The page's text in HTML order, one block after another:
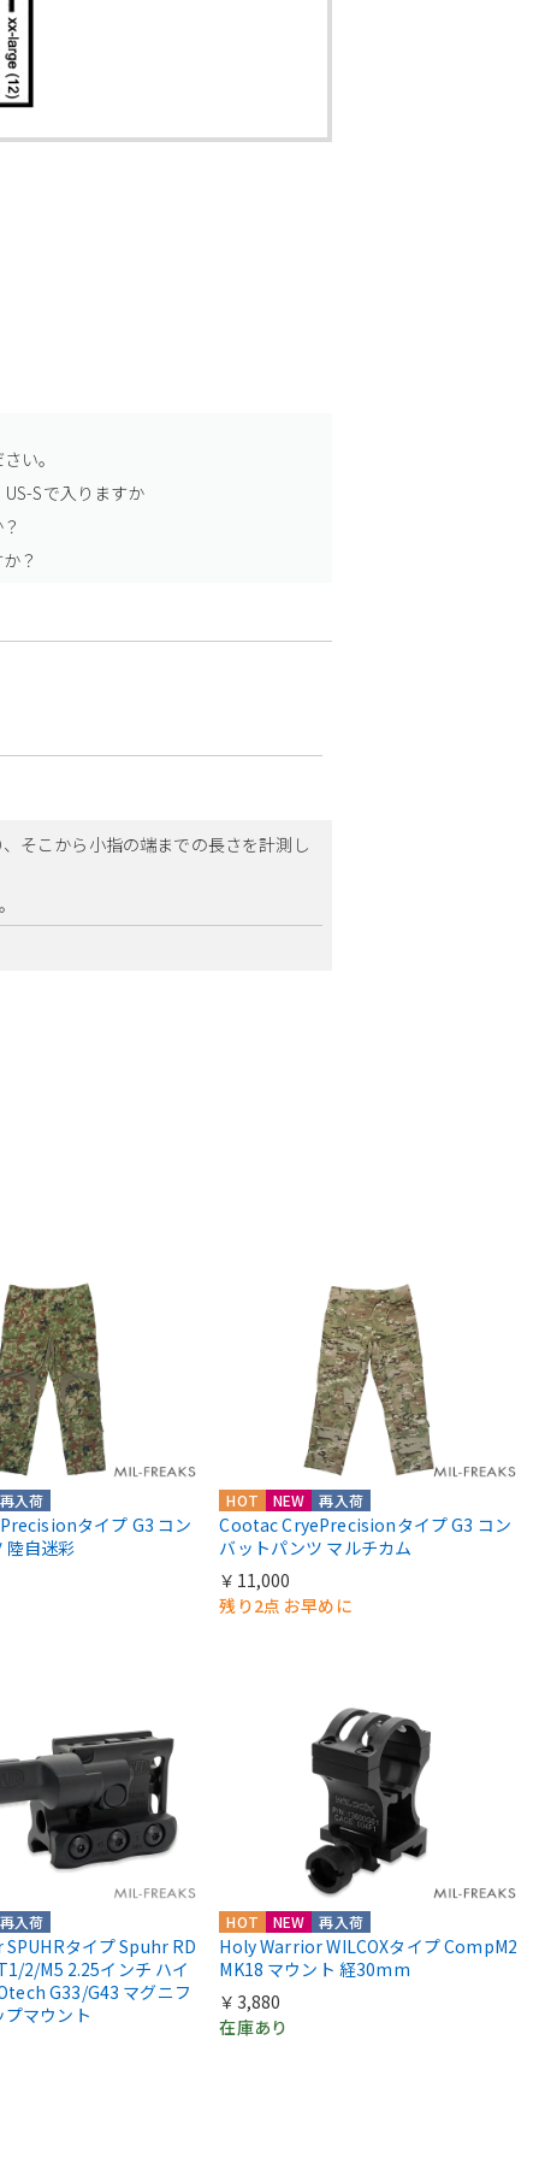
い。
Sで入りますか
？
そこから小指の端までの長さを計測し
再入荷
タイプ G3 コン
陸自迷彩
HOT NEW 再入荷
Cootac CryePrecisionタイプ G3 コン
バットパンツ マルチカム
￥11,000
残り2点 お早めに
再入荷
タイプ Spuhr RD
2/M5 2.25インチ ハイ
G33/G43 マグニフ
プマウント
HOT NEW 再入荷
Holy Warrior WILCOXタイプ CompM2
MK18 マウント 経30mm
￥3,880
在庫あり